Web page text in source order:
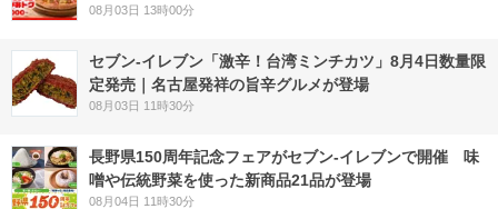
08月03日 13時00分
セブン-イレブン「激辛！台湾ミンチカツ」8月4日数量限
定発売｜名古屋発祥の旨辛グルメが登場
08月03日 11時30分
長野県150周年記念フェアがセブン-イレブンで開催 味
噌や伝統野菜を使った新商品21品が登場
08月04日 11時30分